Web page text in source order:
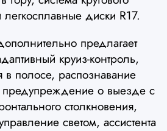
диски R17.
предлагает
круиз-контроль,
в полосе, распознавание
о выезде с
столкновения,
светом, ассистента